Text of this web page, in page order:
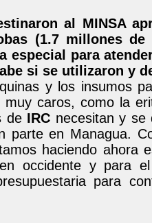
al MINSA
(1.7 millones de
especial para
si se utilizaron y
y los insumos
muy caros, como la
de IRC necesitan y se
parte en Managua.
haciendo ahora
occidente y para
para